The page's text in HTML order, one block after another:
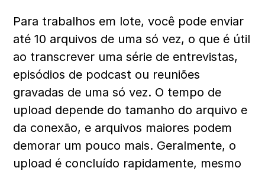
Para trabalhos em lote, você pode enviar
até 10 arquivos de uma só vez, o que é útil
ao transcrever uma série de entrevistas,
episódios de podcast ou reuniões
gravadas de uma só vez. O tempo de
upload depende do tamanho do arquivo e
da conexão, e arquivos maiores podem
demorar um pouco mais. Geralmente, o
upload é concluído rapidamente, mesmo